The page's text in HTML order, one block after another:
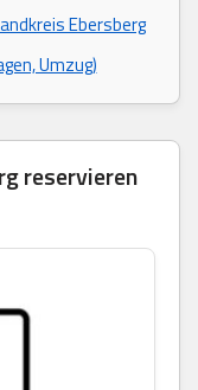
Ebersberg
Umzug)
reservieren